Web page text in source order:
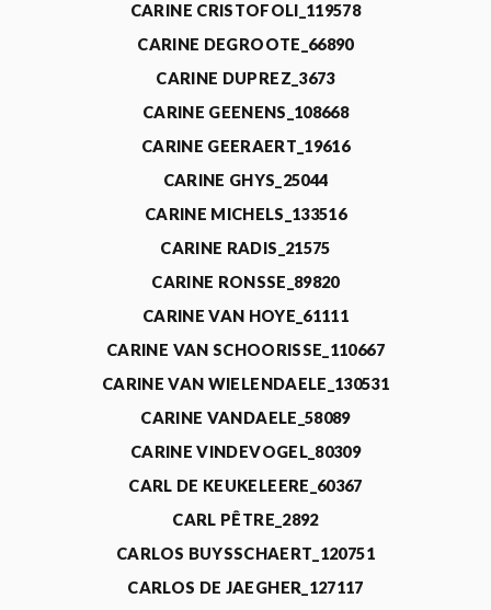
CARINE CRISTOFOLI_119578
CARINE DEGROOTE_66890
CARINE DUPREZ_3673
CARINE GEENENS_108668
CARINE GEERAERT_19616
CARINE GHYS_25044
CARINE MICHELS_133516
CARINE RADIS_21575
CARINE RONSSE_89820
CARINE VAN HOYE_61111
CARINE VAN SCHOORISSE_110667
CARINE VAN WIELENDAELE_130531
CARINE VANDAELE_58089
CARINE VINDEVOGEL_80309
CARL DE KEUKELEERE_60367
CARL PÊTRE_2892
CARLOS BUYSSCHAERT_120751
CARLOS DE JAEGHER_127117